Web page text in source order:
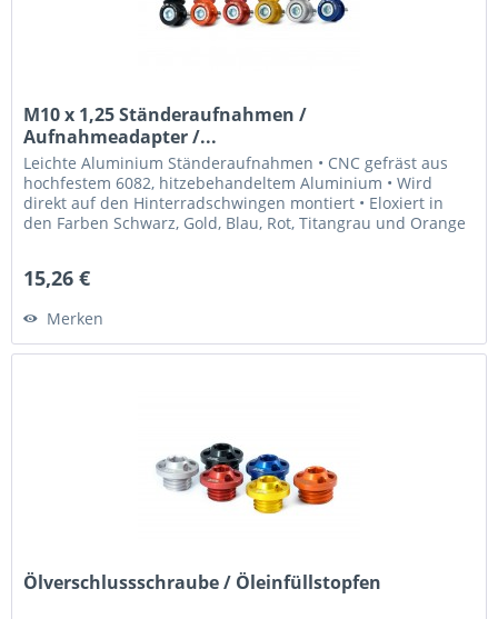
M10 x 1,25 Ständeraufnahmen /
Aufnahmeadapter /...
Leichte Aluminium Ständeraufnahmen • CNC gefräst aus
hochfestem 6082, hitzebehandeltem Aluminium • Wird
direkt auf den Hinterradschwingen montiert • Eloxiert in
den Farben Schwarz, Gold, Blau, Rot, Titangrau und Orange
15,26 €
Merken
Ölverschlussschraube / Öleinfüllstopfen